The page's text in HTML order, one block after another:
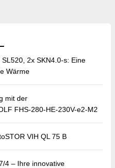
2x SKN4.0-s: Eine
Wärme
mit der
FHS-280-HE-230V-e2-M2
VIH QL 75 B
4 – Ihre innovative